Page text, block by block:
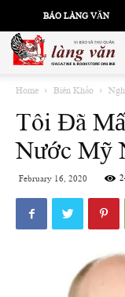
BÁO LÀNG VĂN
Home Biên Khảo
Tôi Đã
Nước Mỹ
February 16, 2020